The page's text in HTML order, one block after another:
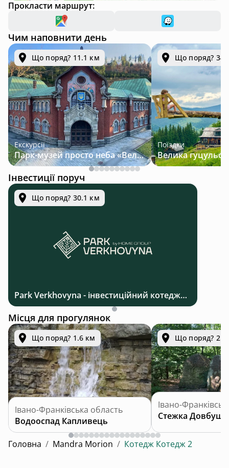
Прокласти маршрут:
Чим наповнити день
Що поряд? 11.1 км
Екскурсії
Парк-музей просто неба «Велична Україна»
Що поряд?
Поїздки
Інвестиції поруч
Що поряд? 30.1 км
Park Verkhovyna - інвестиційний котеджний комплекс біля Верховини в Карпатах
Місця для прогулянок
Що поряд? 1.6 км
Івано-Франківська область
Водооспад Капливець
Що поряд? 2.6
Івано-
Стежка
Головна / Mandra Morion / Котедж Котедж 2